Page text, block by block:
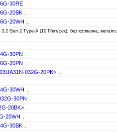
30RE
20BK
20WH
Gen 2 Type-A (10 Гбит/сек), без колпачка, металл,
30PN
20PN
032G-20PK>
30WH
30PN
20BK>
20WH
30BK